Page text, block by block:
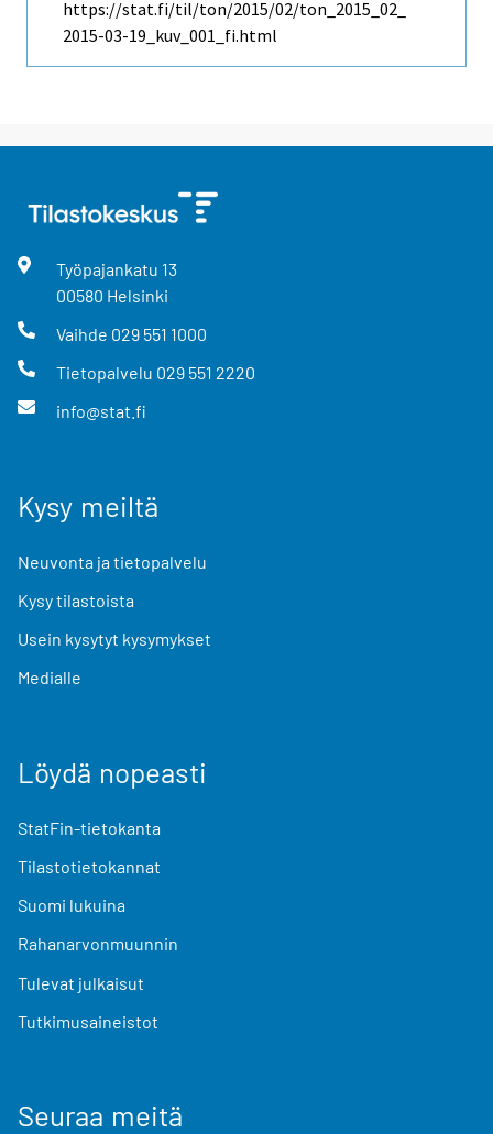
https://stat.fi/til/ton/2015/02/ton_2015_02_
2015-03-19_kuv_001_fi.html
Työpajankatu 13
00580 Helsinki
Vaihde 029 551 1000
Tietopalvelu 029 551 2220
info@stat.fi
Kysy meiltä
Neuvonta ja tietopalvelu
Kysy tilastoista
Usein kysytyt kysymykset
Medialle
Löydä nopeasti
StatFin-tietokanta
Tilastotietokannat
Suomi lukuina
Rahanarvonmuunnin
Tulevat julkaisut
Tutkimusaineistot
Seuraa meitä